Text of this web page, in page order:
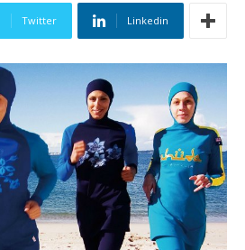
Twitter Linkedin